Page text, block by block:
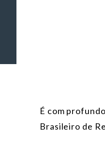
É com
Brasileiro de